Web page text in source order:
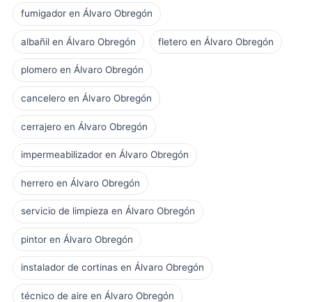
fumigador en Álvaro Obregón
albañil en Álvaro Obregón fletero en Álvaro Obregón
plomero en Álvaro Obregón
cancelero en Álvaro Obregón
cerrajero en Álvaro Obregón
impermeabilizador en Álvaro Obregón
herrero en Álvaro Obregón
servicio de limpieza en Álvaro Obregón
pintor en Álvaro Obregón
instalador de cortinas en Álvaro Obregón
técnico de aire en Álvaro Obregón